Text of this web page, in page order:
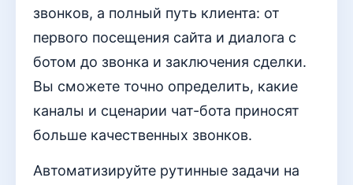
звонков, а полный путь клиента: от
первого посещения сайта и диалога с
ботом до звонка и заключения сделки.
Вы сможете точно определить, какие
каналы и сценарии чат-бота приносят
больше качественных звонков.
Автоматизируйте рутинные задачи на